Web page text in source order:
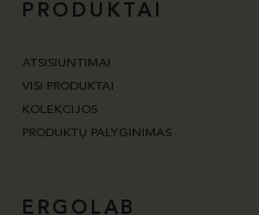
PRODUKTAI
ATSISIUNTIMAI
VISI PRODUKTAI
KOLEKCIJOS
PRODUKTŲ PALYGINIMAS
ERGOLAB